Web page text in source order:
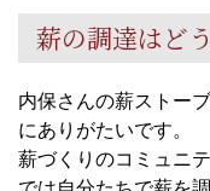
薪の調達はど
内保さんの薪ストー
にありがたいです。
薪づくりのコミュニ